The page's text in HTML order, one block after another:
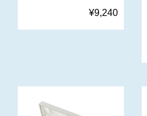
¥9,240